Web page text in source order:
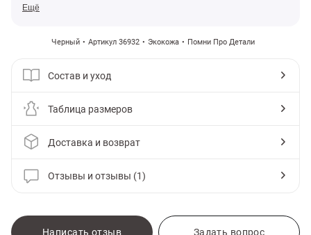
Ещё
Черный Артикул 36932 Экокожа Помни Про Детали
Состав и уход
Таблица размеров
Доставка и возврат
Отзывы и отзывы (1)
Написать отзыв Задать вопрос